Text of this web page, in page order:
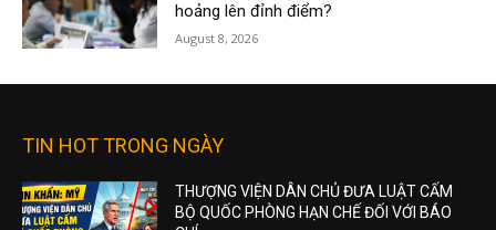
hoảng lên đỉnh điểm?
August 8, 2026
TIN HOT TRONG NGÀY
THƯỢNG VIỆN DÂN CHỦ ĐƯA LUẬT CẤM
BỘ QUỐC PHÒNG HẠN CHẾ ĐỐI VỚI BÁO